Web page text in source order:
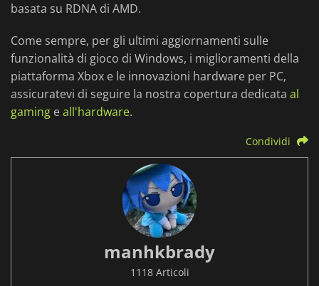
basata su RDNA di AMD.
Come sempre, per gli ultimi aggiornamenti sulle
funzionalità di gioco di Windows, i miglioramenti della
piattaforma Xbox e le innovazioni hardware per PC,
assicuratevi di seguire la nostra copertura dedicata al
gaming eall'hardware.
Condividi
manhkbrady
1118 Articoli